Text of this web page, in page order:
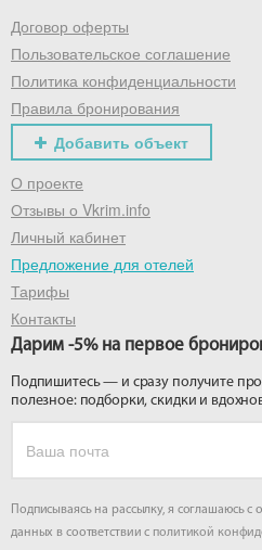
Договор оферты
Пользовательское соглашение
Политика конфиденциальности
Правила бронирования
Добавить объект
О проекте
Отзывы о Vkrim.info
Личный кабинет
Предложение для отелей
Тарифы
Контакты
Дарим -5% на первое
Подпишитесь — и сразу получите
полезное: подборки, скидки и
Подписываясь на рассылку, я соглашаюсь
данных в соответствии с политикой